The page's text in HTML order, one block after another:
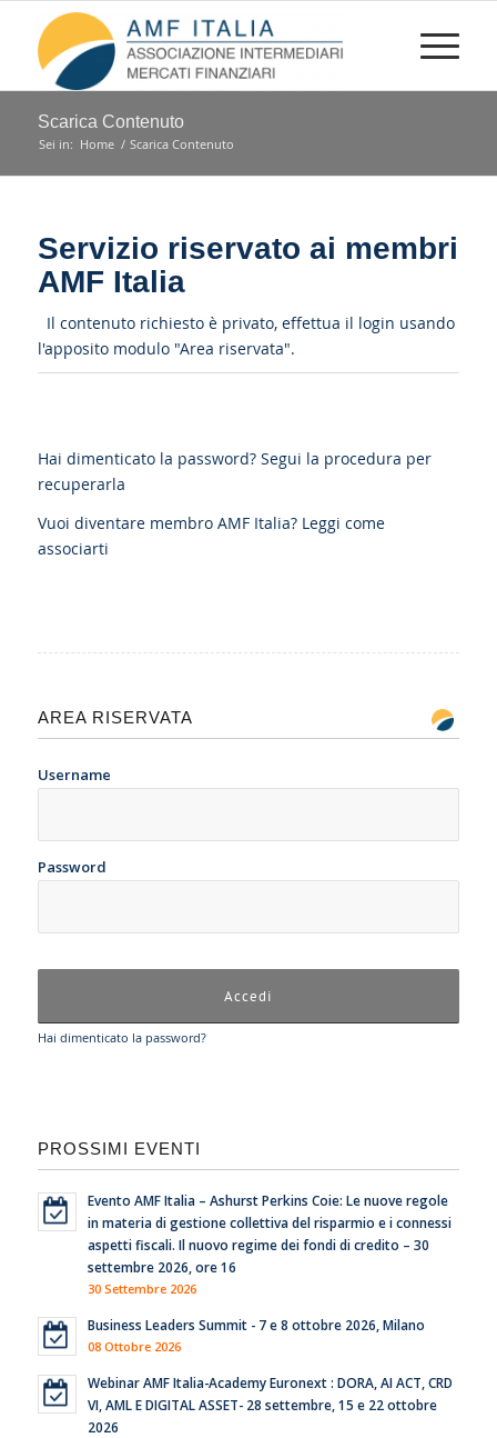
Scarica Contenuto
Sei in: Home / Scarica Contenuto
Servizio riservato ai membri
AMF Italia
Il contenuto richiesto è privato, effettua il login usando
l'apposito modulo "Area riservata".
Hai dimenticato la password? Segui la procedura per
recuperarla
Vuoi diventare membro AMF Italia? Leggi come
associarti
AREA RISERVATA
Username
Password
Hai dimenticato la password?
PROSSIMI EVENTI
Evento AMF Italia – Ashurst Perkins Coie: Le nuove regole
in materia di gestione collettiva del risparmio e i connessi
aspetti fiscali. Il nuovo regime dei fondi di credito – 30
settembre 2026, ore 16
30 Settembre 2026
Business Leaders Summit - 7 e 8 ottobre 2026, Milano
08 Ottobre 2026
Webinar AMF Italia-Academy Euronext : DORA, AI ACT, CRD
VI, AML E DIGITAL ASSET- 28 settembre, 15 e 22 ottobre
2026